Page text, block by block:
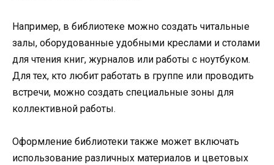
Например, в библиотеке можно создать читальные
залы, оборудованные удобными креслами и столами
для чтения книг, журналов или работы с ноутбуком.
Для тех, кто любит работать в группе или проводить
встречи, можно создать специальные зоны для
коллективной работы.
Оформление библиотеки также может включать
использование различных материалов и цветовых